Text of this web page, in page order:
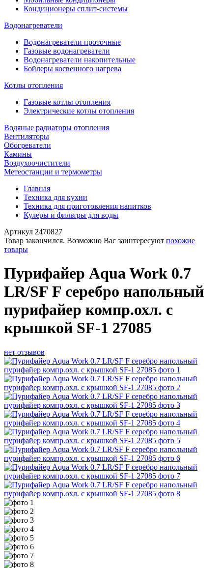
Кондиционеры сплит-системы
Водонагреватели
Водонагреватели проточные
Газовые водонагреватели
Водонагреватели накопительные
Бойлеры косвенного нагрева
Котлы отопления
Газовые котлы отопления
Электрические котлы отопления
Водяные радиаторы отопления
Вентиляторы
Обогреватели
Камины
Воздухоочистители
Метеостанции и термометры
Главная
Техника для кухни
Техника для приготовления напитков
Кулеры и фильтры для воды
Артикул 2470827
Товар закончился. Возможно Вас заинтересуют похожие
товары
Пурифайер Aqua Work 0.7
LR/SF F серебро напольный
пурифайер компр.охл. с
крышкой SF-1 27085
нет отзывов